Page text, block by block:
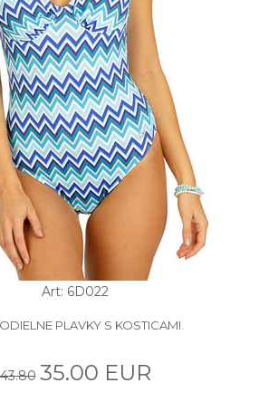
Art: 6D022
PLAVKY S KOSTICAMI.
43.80 35.00 EUR